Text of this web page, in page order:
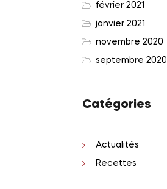
février 2021
janvier 2021
novembre 2020
septembre 2020
Catégories
Actualités
Recettes